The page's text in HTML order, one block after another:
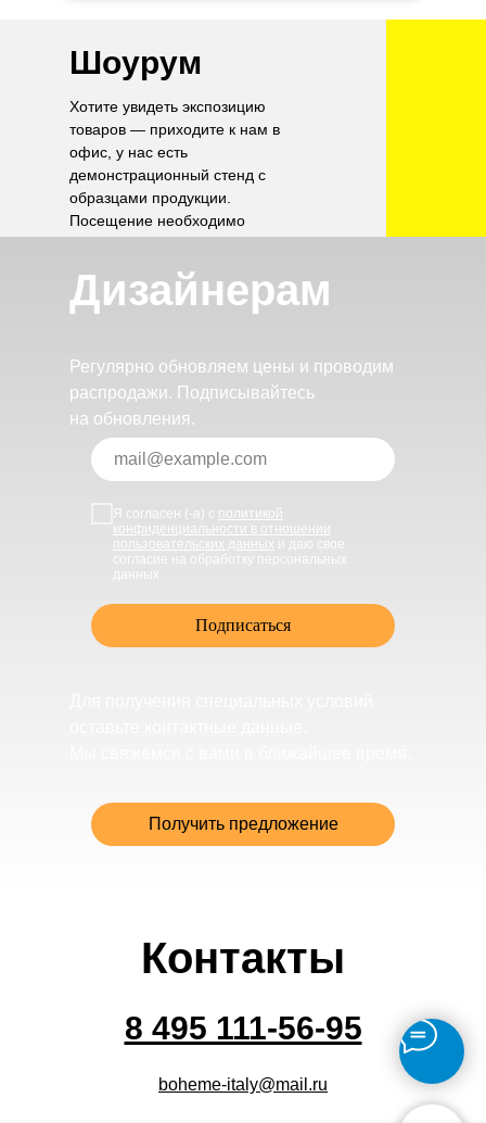
Шоурум
Хотите увидеть экспозицию
товаров — приходите к нам в
офис, у нас есть
демонстрационный стенд с
образцами продукции.
Посещение необходимо
Дизайнерам
Регулярно обновляем цены и проводим
распродажи. Подписывайтесь
на обновления.
Я согласен (-а) с политикой
конфиденциальности в отношении
пользовательских данных и даю свое
согласие на обработку персональных
данных
Подписаться
Получить предложение
Контакты
8 495 111-56-95
boheme-italy@mail.ru